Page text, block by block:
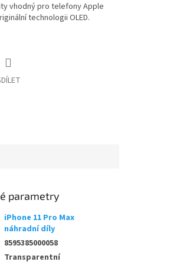
vhodný pro telefony Apple
technologii OLED.
parametry
iPhone 11 Pro Max
náhradní díly
8595385000058
Transparentní